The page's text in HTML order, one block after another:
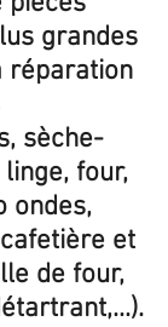
grandes
réparation
sèche-
four,
ondes,
et
de four,